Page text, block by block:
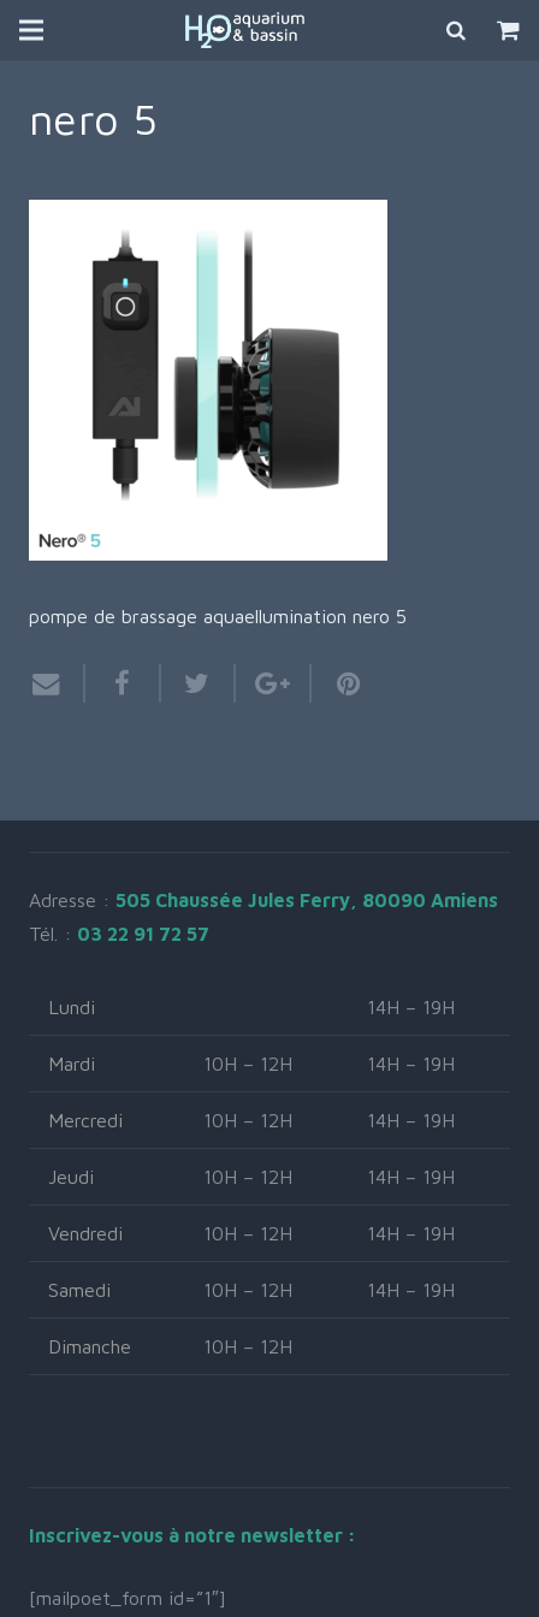
nero 5
pompe de brassage aquaellumination nero 5
Adresse : 505 Chaussée Jules Ferry, 80090 Amiens
Tél. : 03 22 91 72 57
Lundi 14H – 19H
Mardi 10H – 12H 14H – 19H
Mercredi 10H – 12H 14H – 19H
Jeudi 10H – 12H 14H – 19H
Vendredi 10H – 12H 14H – 19H
Samedi 10H – 12H 14H – 19H
Dimanche 10H – 12H
Inscrivez-vous à notre newsletter :
[mailpoet_form id=”1″]